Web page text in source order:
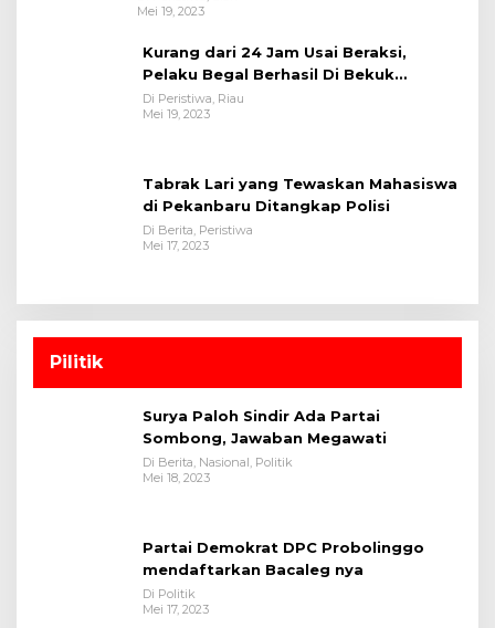
Mei 19, 2023
Kurang dari 24 Jam Usai Beraksi,
Pelaku Begal Berhasil Di Bekuk
Satreskrim Polres Kuansing
Di Peristiwa, Riau
Mei 19, 2023
Tabrak Lari yang Tewaskan Mahasiswa
di Pekanbaru Ditangkap Polisi
Di Berita, Peristiwa
Mei 17, 2023
Pilitik
Surya Paloh Sindir Ada Partai
Sombong, Jawaban Megawati
Di Berita, Nasional, Politik
Mei 18, 2023
Partai Demokrat DPC Probolinggo
mendaftarkan Bacaleg nya
Di Politik
Mei 17, 2023